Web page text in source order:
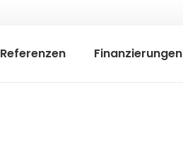
Referenzen Finanzierungen